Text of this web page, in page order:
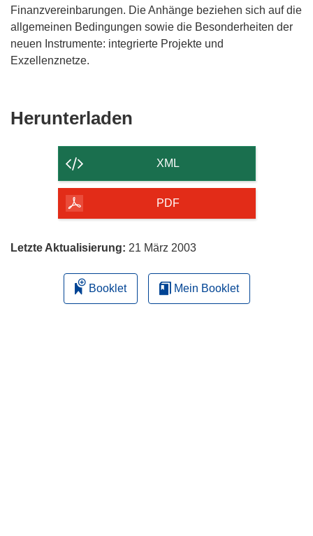
Finanzvereinbarungen. Die Anhänge beziehen sich auf die
allgemeinen Bedingungen sowie die Besonderheiten der
neuen Instrumente: integrierte Projekte und
Exzellenznetze.
Herunterladen
der
Seite
herunterladen
XML
PDF
Letzte Aktualisierung: 21 März 2003
Booklet Mein Booklet